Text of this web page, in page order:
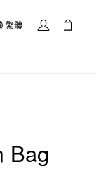
繁體
Bag